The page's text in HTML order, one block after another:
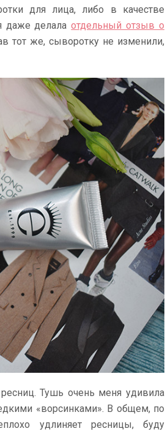
для лица, либо в качестве
даже делалаотдельный отзыв о
тот же, сыворотку не изменили,
Тушь очень меня удивила
«ворсинками». В общем, по
удлиняет ресницы, буду